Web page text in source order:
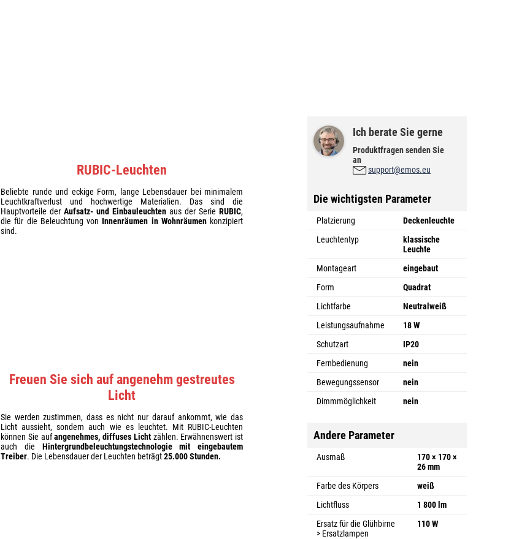
RUBIC-Leuchten
Beliebte runde und eckige Form, lange Lebensdauer bei minimalem
Leuchtkraftverlust und hochwertige Materialien. Das sind die
Hauptvorteile der Aufsatz- und Einbauleuchten aus der Serie RUBIC,
die für die Beleuchtung vonInnenräumen in Wohnräumenkonzipiert
sind.
Freuen Sie sich auf angenehm gestreutes
Licht
Sie werden zustimmen, dass es nicht nur darauf ankommt, wie das
Licht aussieht, sondern auch wie es leuchtet. Mit RUBIC-Leuchten
können Sie aufangenehmes, diffuses Lichtzählen. Erwähnenswert ist
auch die Hintergrundbeleuchtungstechnologie mit eingebautem
Treiber. Die Lebensdauer der Leuchten beträgt25.000 Stunden.
Ich berate Sie gerne
Produktfragen senden Sie
an
support@emos.eu
Die wichtigsten Parameter
Platzierung
Deckenleuchte
Leuchtentyp
klassische
Leuchte
Montageart
eingebaut
Form
Quadrat
Lichtfarbe
Neutralweiß
Leistungsaufnahme
18 W
Schutzart
IP20
Fernbedienung
nein
Bewegungssensor
nein
Dimmmöglichkeit
nein
Andere Parameter
Ausmaß
170 × 170 ×
26 mm
Farbe des Körpers
weiß
Lichtfluss
1 800 lm
Ersatz für die Glühbirne
> Ersatzlampen
110 W